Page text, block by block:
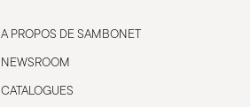
A PROPOS DE SAMBONET
NEWSROOM
CATALOGUES